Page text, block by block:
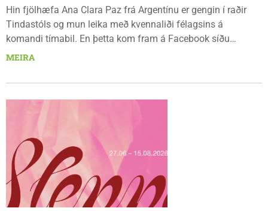
Hin fjölhæfa Ana Clara Paz frá Argentínu er gengin í raðir
Tindastóls og mun leika með kvennaliði félagsins á
komandi tímabil. En þetta kom fram á Facebook síðu
Körfuknattleiksdeildarinnar fyrr í dag. Paz þekkir íslenska
og metnaðarfullt lið Stólanna.
MEIRA